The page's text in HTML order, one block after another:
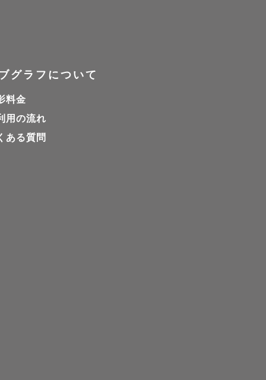
ん。
とんどな
族🤗
グラフについて
料金
用の流れ
ある質問